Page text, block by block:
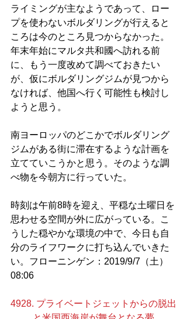
ライミングが主なようであって、ロー
プを使わないボルダリングが行えると
ころは今のところ見つからなかった。
年末年始にマルタ共和國へ訪れる前
に、もう一度改めて調べておきたい
が、仮にボルダリングジムが見つから
なければ、他国へ行く可能性も検討し
ようと思う。
南ヨーロッパのどこかでボルダリング
ジムがある街に滞在するような計画を
立てていこうかと思う。そのような調
べ物を今朝方に行っていた。
時刻は午前8時を迎え、平穏な土曜日を
思わせる空間が外に広がっている。こ
うした穏やかな環境の中で、今日も自
分のライフワークに打ち込んでいきた
い。フローニンゲン：2019/9/7（土）
08:06
4928. プライベートジェットからの脱出